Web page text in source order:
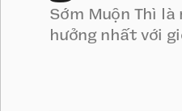
Sớm Muộn Thì
hưởng nhất với